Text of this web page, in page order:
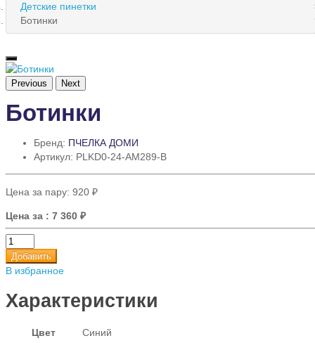
Детские пинетки
Ботинки
Previous Next
Ботинки
Бренд: ПЧЕЛКА ДОМИ
Артикул: PLKD0-24-AM289-B
Цена за пару: 920 ₽
Цена за : 7 360 ₽
Добавить
В избранное
Характеристики
Цвет
Синий